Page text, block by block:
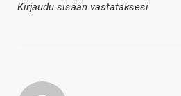
Kirjaudu sisään vastataksesi